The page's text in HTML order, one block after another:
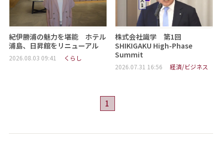
紀伊勝浦の魅力を堪能 ホテル
浦島、日昇館をリニューアル
2026.08.03 09:41 くらし
株式会社識学 第1回
SHIKIGAKU High-Phase
Summit
2026.07.31 16:56 経済/ビジネス
1